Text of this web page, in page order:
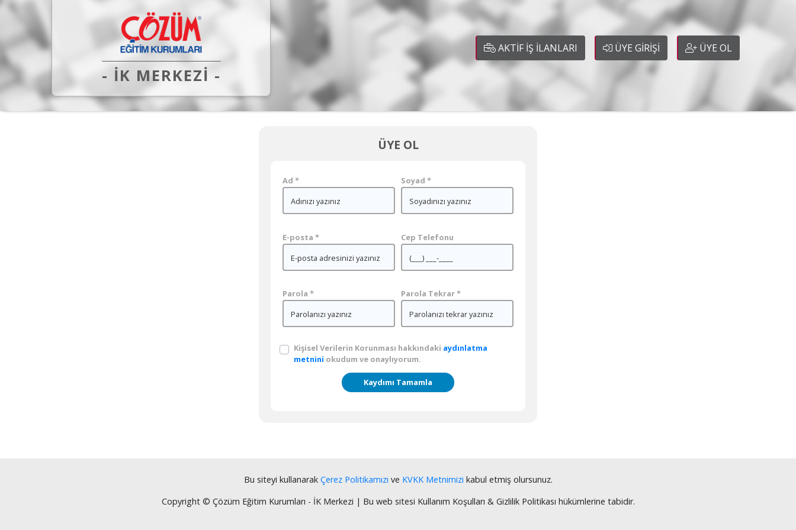
- İK MERKEZİ -
AKTİF İŞ İLANLARI ÜYE GİRİŞİ ÜYE OL
ÜYE OL
Ad * Soyad *
E-posta * Cep Telefonu
Parola * Parola Tekrar*
Kişisel Verilerin Korunması hakkındaki aydınlatma
metnini okudum ve onaylıyorum.
Kaydımı Tamamla
Bu siteyi kullanarak Çerez Politikamızı ve KVKK Metnimizi kabul etmiş olursunuz.
Copyright © Çözüm Eğitim Kurumları - İK Merkezi | Bu web sitesi Kullanım Koşulları & Gizlilik Politikası hükümlerine tabidir.